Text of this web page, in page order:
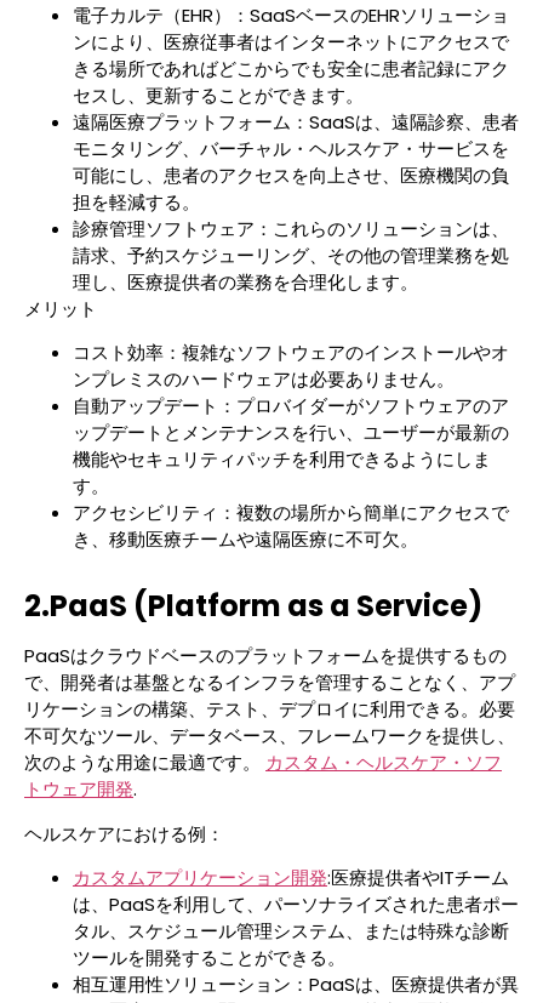
電子カルテ（EHR）：SaaSベースのEHRソリューショ
ンにより、医療従事者はインターネットにアクセスで
きる場所であればどこからでも安全に患者記録にアク
セスし、更新することができます。
遠隔医療プラットフォーム：SaaSは、遠隔診察、患者
モニタリング、バーチャル・ヘルスケア・サービスを
可能にし、患者のアクセスを向上させ、医療機関の負
担を軽減する。
診療管理ソフトウェア：これらのソリューションは、
請求、予約スケジューリング、その他の管理業務を処
理し、医療提供者の業務を合理化します。
メリット
コスト効率：複雑なソフトウェアのインストールやオ
ンプレミスのハードウェアは必要ありません。
自動アップデート：プロバイダーがソフトウェアのア
ップデートとメンテナンスを行い、ユーザーが最新の
機能やセキュリティパッチを利用できるようにしま
す。
アクセシビリティ：複数の場所から簡単にアクセスで
き、移動医療チームや遠隔医療に不可欠。
2.PaaS (Platform as a Service)
PaaSはクラウドベースのプラットフォームを提供するもの
で、開発者は基盤となるインフラを管理することなく、アプ
リケーションの構築、テスト、デプロイに利用できる。必要
不可欠なツール、データベース、フレームワークを提供し、
次のような用途に最適です。 カスタム・ヘルスケア・ソフ
トウェア開発.
ヘルスケアにおける例：
カスタムアプリケーション開発:医療提供者やITチーム
は、PaaSを利用して、パーソナライズされた患者ポー
タル、スケジュール管理システム、または特殊な診断
ツールを開発することができる。
相互運用性ソリューション：PaaSは、医療提供者が異